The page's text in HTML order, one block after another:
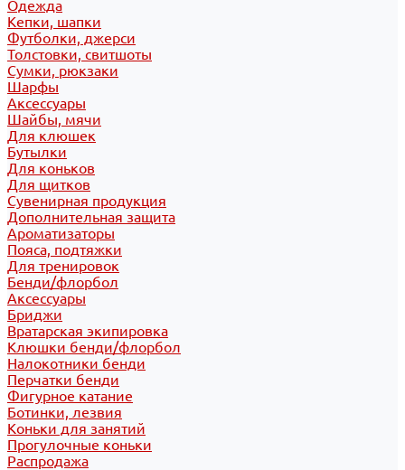
Одежда
Кепки, шапки
Футболки, джерси
Толстовки, свитшоты
Сумки, рюкзаки
Шарфы
Аксессуары
Шайбы, мячи
Для клюшек
Бутылки
Для коньков
Для щитков
Сувенирная продукция
Дополнительная защита
Ароматизаторы
Пояса, подтяжки
Для тренировок
Бенди/флорбол
Аксессуары
Бриджи
Вратарская экипировка
Клюшки бенди/флорбол
Налокотники бенди
Перчатки бенди
Фигурное катание
Ботинки, лезвия
Коньки для занятий
Прогулочные коньки
Распродажа